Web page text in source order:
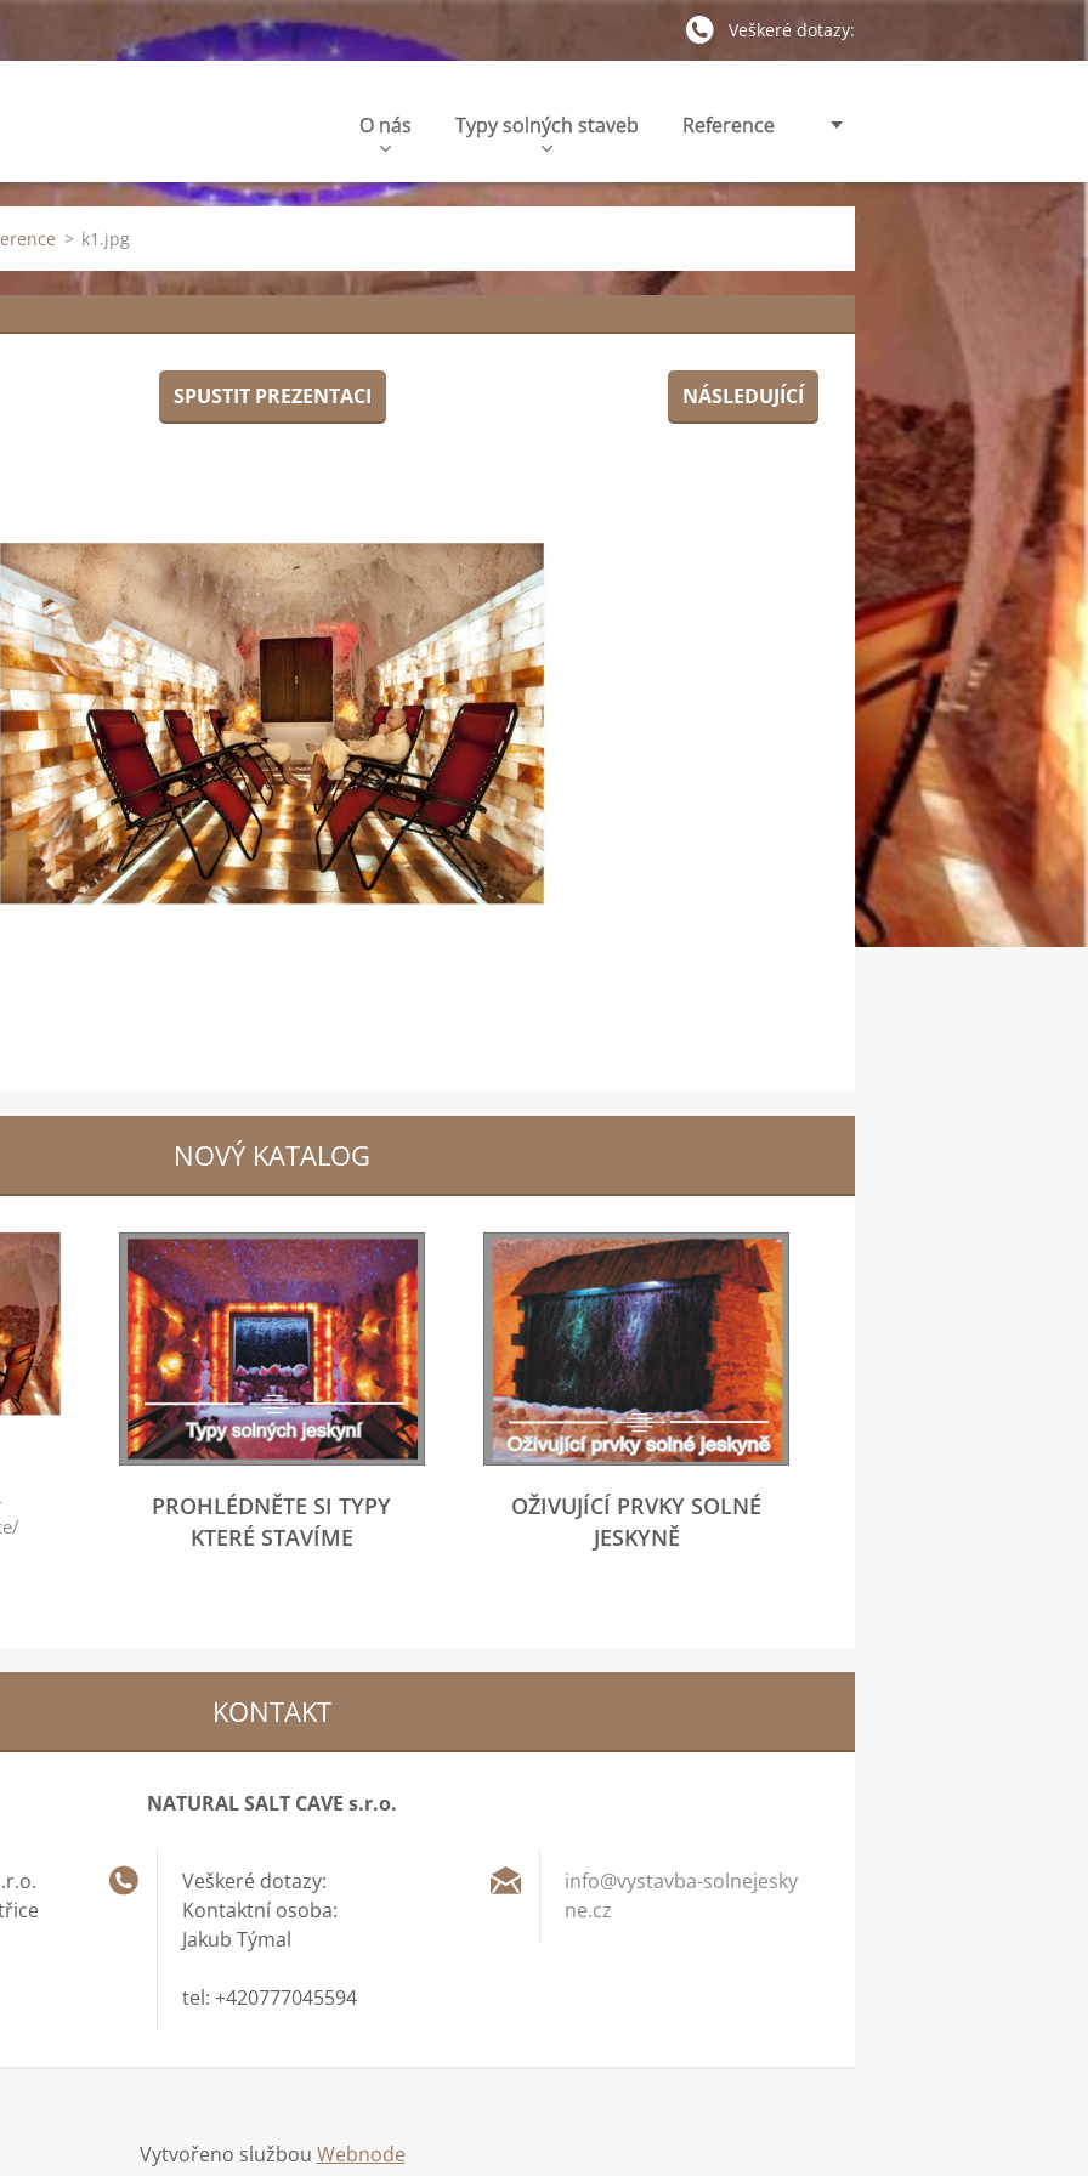
Veškeré dotazy:
O nás Typy solných staveb Reference
> k1.jpg
SPUSTIT PREZENTACI NÁSLEDUJÍCÍ
NOVÝ KATALOG
PROHLÉDNĚTE SI TYPY
KTERÉ STAVÍME
OŽIVUJÍCÍ PRVKY SOLNÉ
JESKYNĚ
KONTAKT
NATURAL SALT CAVE s.r.o.
Veškeré dotazy:
Kontaktní osoba:
Jakub Týmal
tel: +420777045594
info@vystavba-solnejesky
ne.cz
Vytvořeno službou Webnode